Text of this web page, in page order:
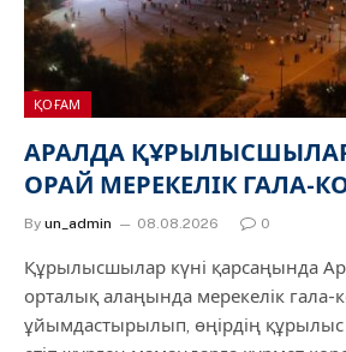
ҚОҒАМ
АРАЛДА ҚҰРЫЛЫСШЫЛАР
ОРАЙ МЕРЕКЕЛІК ГАЛА-
By un_admin 08.08.2026 0
Құрылысшылар күні қарсаңында
орталық алаңында мерекелік гала-
ұйымдастырылып, өңірдің құрылыс